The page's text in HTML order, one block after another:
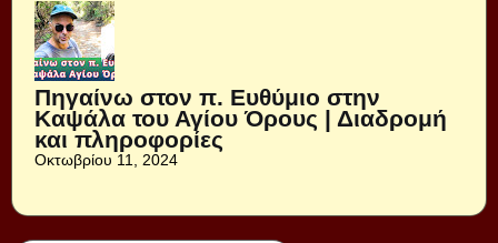
Πηγαίνω στον π. Ευθύμιο στην
Καψάλα του Αγίου Όρους | Διαδρομή
και πληροφορίες
Οκτωβρίου 11, 2024